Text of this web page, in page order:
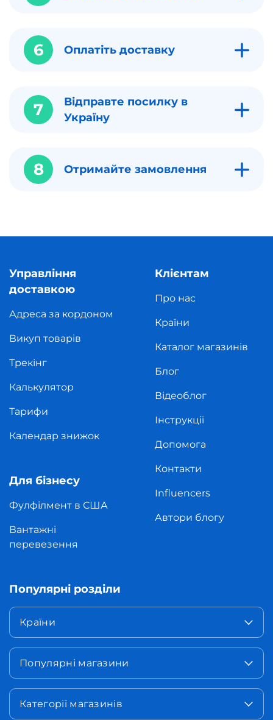
6 Оплатіть доставку
7
Відправте посилку в
Україну
8 Отримайте замовлення
Управління
доставкою
Адреса за кордоном
Викуп товарів
Трекінг
Калькулятор
Тарифи
Календар знижок
Для бізнесу
Фулфілмент в США
Вантажні
перевезення
Клієнтам
Про нас
Країни
Каталог магазинів
Блог
Відеоблог
Інструкції
Допомога
Контакти
Influencers
Автори блогу
Популярні розділи
Країни
Популярні магазини
Категорії магазинів